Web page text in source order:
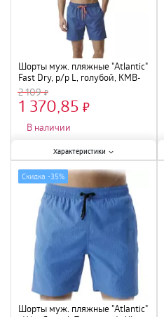
Характеристики:
Размер:L;
Шорты муж. пляжные "Atlantic"
Fast Dry, р/р L, голубой, KMB-
223
2 109
1 370,85
В наличии
Характеристики
Шорты муж. пляжные "Atlantic"
Скидка -35%